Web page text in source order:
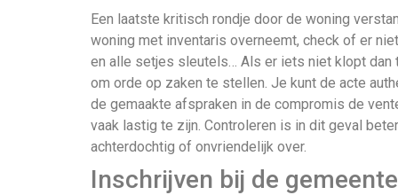
Een laatste kritisch rondje door de woning
woning met inventaris overneemt, check of er
en alle setjes sleutels… Als er iets niet klopt dan
om orde op zaken te stellen. Je kunt de acte
de gemaakte afspraken in de compromis de
vaak lastig te zijn. Controleren is in dit geval
achterdochtig of onvriendelijk over.
Inschrijven bij de